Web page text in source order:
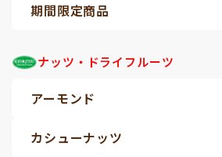
期間限定商品
ナッツ・ドライフルーツ
アーモンド
カシューナッツ